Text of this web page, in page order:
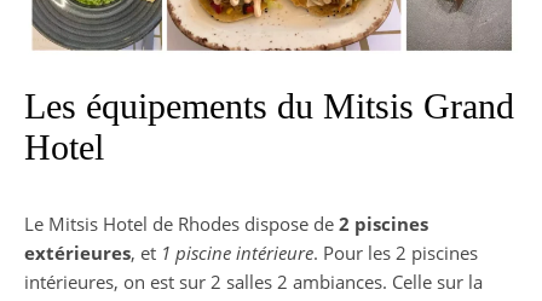
Les équipements du Mitsis Grand
Hotel
Le Mitsis Hotel de Rhodes dispose de 2 piscines
extérieures, et 1 piscine intérieure. Pour les 2 piscines
intérieures, on est sur 2 salles 2 ambiances. Celle sur la